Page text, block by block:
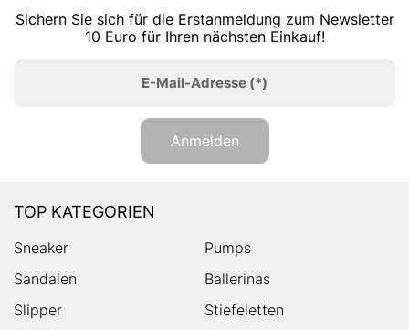
Sichern Sie sich für die Erstanmeldung zum Newsletter
10 Euro für Ihren nächsten Einkauf!
E-Mail-Adresse (*)
Anmelden
TOP KATEGORIEN
Sneaker
Pumps
Sandalen
Ballerinas
Slipper
Stiefeletten